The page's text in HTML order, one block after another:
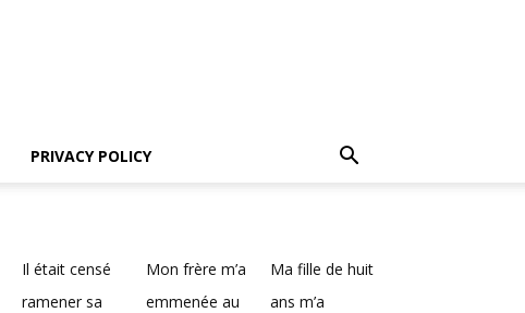
PRIVACY POLICY
Il était censé
ramener sa
Mon frère m’a
emmenée au
Ma fille de huit
ans m’a